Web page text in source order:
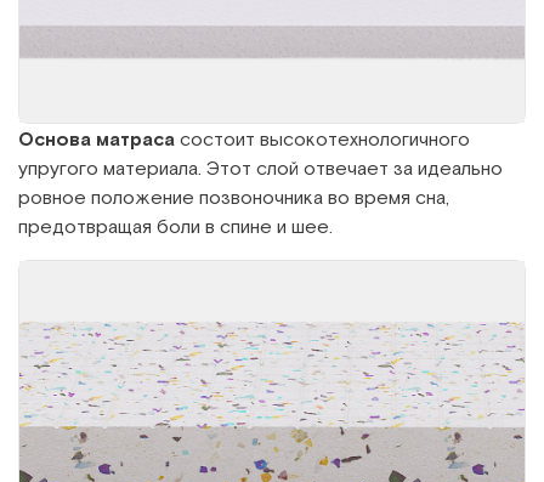
Основа матраса состоит высокотехнологичного
упругого материала. Этот слой отвечает за идеально
ровное положение позвоночника во время сна,
предотвращая боли в спине и шее.